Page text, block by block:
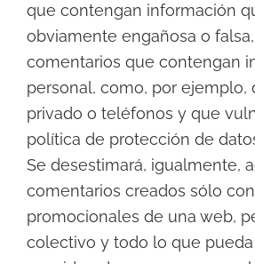
que contengan información
obviamente engañosa o
comentarios que contengan
personal, como, por ejemplo,
privado o teléfonos y que
política de protección de
Se desestimará, igualmente,
comentarios creados sólo
promocionales de una web,
colectivo y todo lo que